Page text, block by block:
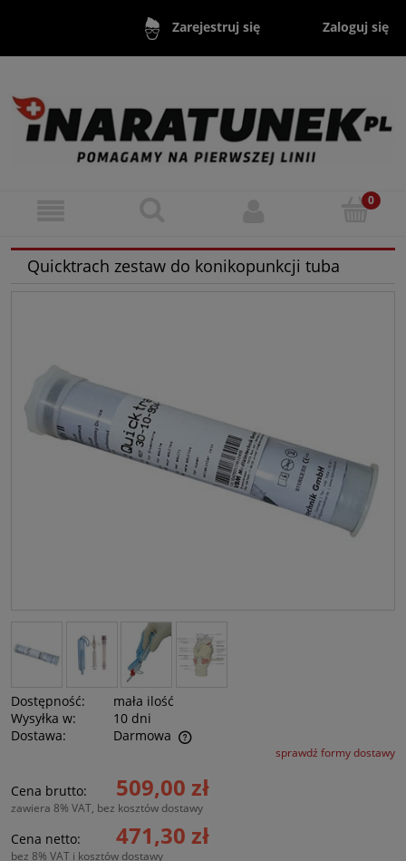
Zarejestruj się Zaloguj się
Quicktrach zestaw do konikopunkcji tuba
Dostępność:
mała ilość
Wysyłka w:
10 dni
Dostawa:
Darmowa
Cena nie zawiera ewentualnych kosztów płatnościsprawdź formy dostawy
Cena brutto: 509,00 zł
zawiera 8% VAT, bez kosztów dostawy
Cena netto: 471,30 zł
bez 8% VAT i kosztów dostawy